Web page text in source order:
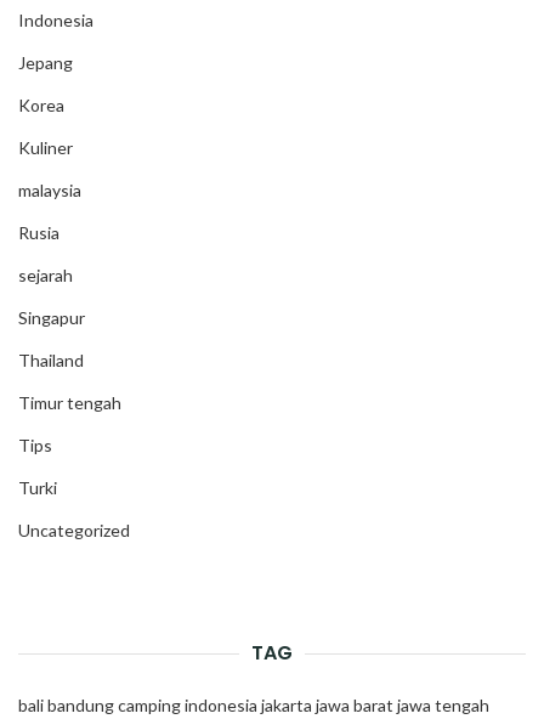
Indonesia
Jepang
Korea
Kuliner
malaysia
Rusia
sejarah
Singapur
Thailand
Timur tengah
Tips
Turki
Uncategorized
TAG
balibandungcampingindonesia jakarta jawa barat jawa tengah